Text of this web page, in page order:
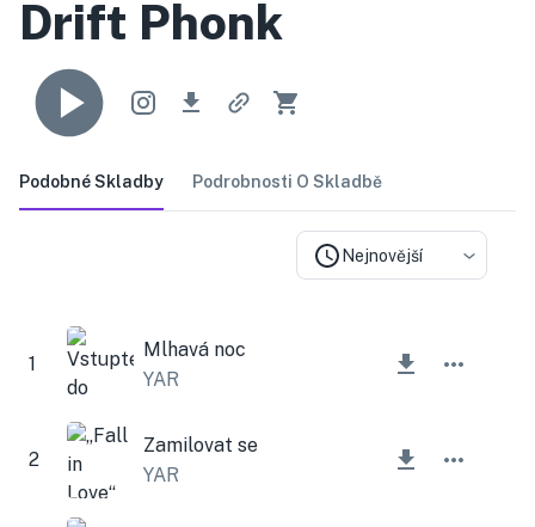
Drift Phonk
Podobné Skladby Podrobnosti O Skladbě
Nejnovější
1
Mlhavá noc
YAR
2
Zamilovat se
YAR